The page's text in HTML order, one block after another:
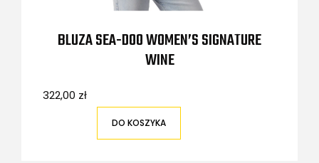
BLUZA SEA-DOO WOMEN’S SIGNATURE
WINE
322,00 zł
DO KOSZYKA